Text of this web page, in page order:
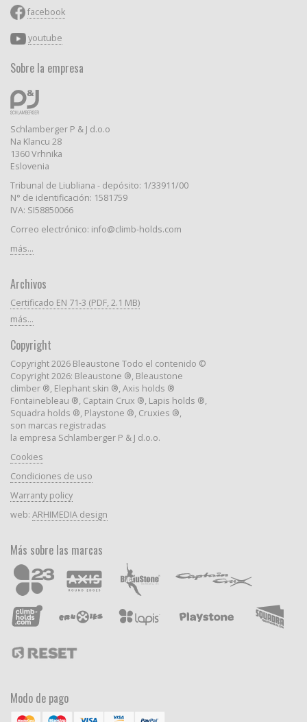
facebook
youtube
Sobre la empresa
Schlamberger P & J d.o.o
Na Klancu 28
1360 Vrhnika
Eslovenia
Tribunal de Liubliana - depósito: 1/33911/00
N° de identificación: 1581759
IVA: SI58850066
Correo electrónico: info@climb-holds.com
más...
Archivos
Certificado EN 71-3 (PDF, 2.1 MB)
más...
Copyright
Copyright 2026 Bleaustone Todo el contenido ©
Copyright 2026: Bleaustone ®, Bleaustone
climber ®, Elephant skin ®, Axis holds ®
Fontainebleau ®, Captain Crux ®, Lapis holds ®,
Squadra holds ®, Playstone ®, Cruxies ®,
son marcas registradas
la empresa Schlamberger P & J d.o.o.
Cookies
Condiciones de uso
Warranty policy
web: ARHIMEDIA design
Más sobre las marcas
Modo de pago